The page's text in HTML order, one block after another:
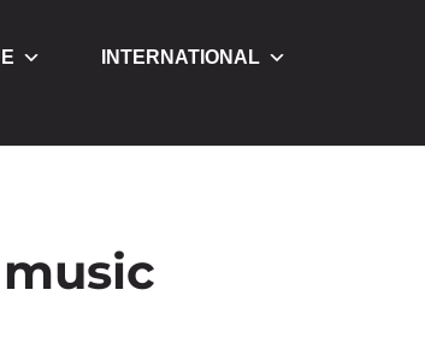
INTERNATIONAL